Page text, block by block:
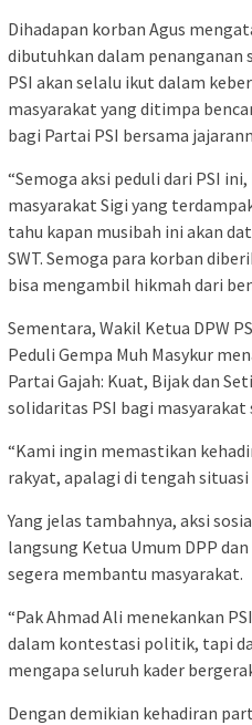
Dihadapan korban Agus
dibutuhkan dalam penanganan
PSI akan selalu ikut dalam
masyarakat yang ditimpa
bagi Partai PSI bersama
“Semoga aksi peduli dari PSI
masyarakat Sigi yang
tahu kapan musibah ini akan
SWT. Semoga para korban
bisa mengambil hikmah dari
Sementara, Wakil Ketua DPW
Peduli Gempa Muh Masykur
Partai Gajah: Kuat, Bijak dan
solidaritas PSI bagi masyarakat
“Kami ingin memastikan
rakyat, apalagi di tengah situasi
Yang jelas tambahnya, aksi
langsung Ketua Umum DPP
segera membantu masyarakat.
“Pak Ahmad Ali menekankan
dalam kontestasi politik, tapi
mengapa seluruh kader
Dengan demikian kehadiran